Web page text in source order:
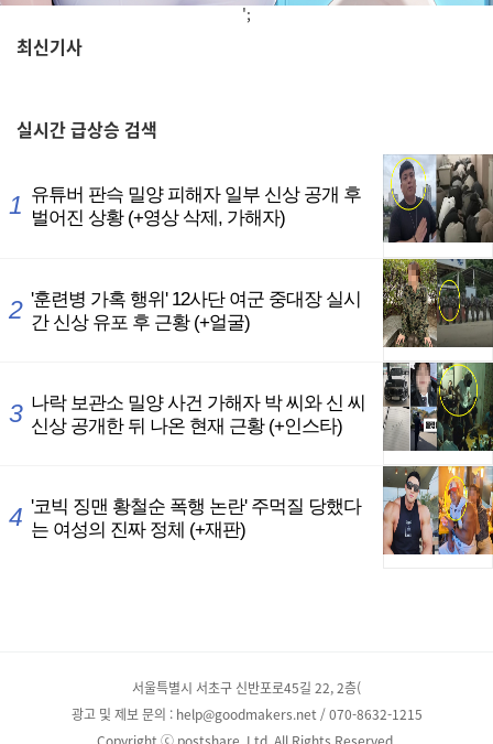
';
최신기사
실시간급상승 검색
서울특별시 서초구 신반포로45길 22, 2층(
광고 및 제보 문의 : help@goodmakers.net / 070-8632-1215
Copyright ⓒ postshare, Ltd. All Rights Reserved.